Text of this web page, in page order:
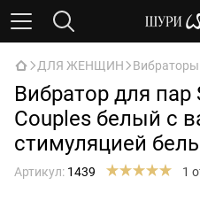
ДЛЯ ЖЕНЩИН Вибраторы
Вибратор для пар
Couples белый с
стимуляцией
Артикул: 1439 1